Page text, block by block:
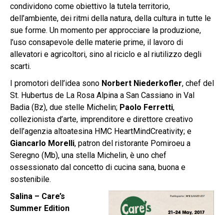
condividono come obiettivo la tutela territorio,
dell’ambiente, dei ritmi della natura, della cultura in tutte le
sue forme. Un momento per approcciare la produzione,
l’uso consapevole delle materie prime, il lavoro di
allevatori e agricoltori, sino al riciclo e al riutilizzo degli
scarti.
I promotori dell’idea sono Norbert Niederkofler, chef del
St. Hubertus de La Rosa Alpina a San Cassiano in Val
Badia (Bz), due stelle Michelin; Paolo Ferretti,
collezionista d’arte, imprenditore e direttore creativo
dell’agenzia altoatesina HMC HeartMindCreativity; e
Giancarlo Morelli, patron del ristorante Pomiroeu a
Seregno (Mb), una stella Michelin, è uno chef
ossessionato dal concetto di cucina sana, buona e
sostenibile.
Salina – Care’s
Summer Edition